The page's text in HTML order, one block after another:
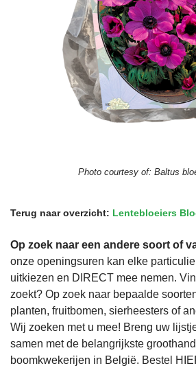
Photo courtesy of: Baltus
Terug naar overzicht: Lentebloeiers
Op zoek naar een andere soort of
onze openingsuren kan elke
uitkiezen en DIRECT mee nemen.
zoekt? Op zoek naar bepaalde
planten, fruitbomen, sierheesters of
Wij zoeken met u mee! Breng uw
samen met de belangrijkste
boomkwekerijen in België. Bestel